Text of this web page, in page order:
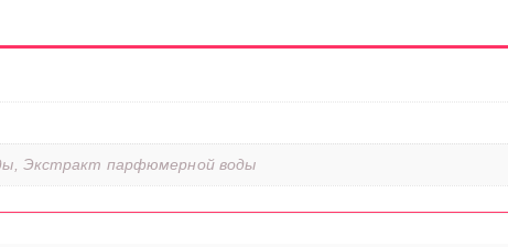
Экстракт парфюмерной воды